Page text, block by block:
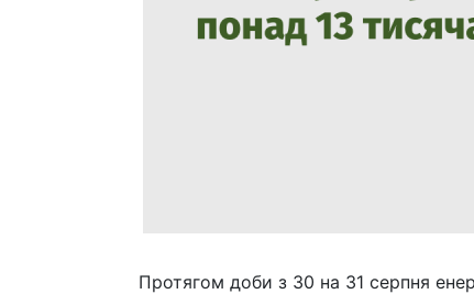
Протягом доби з 30 на 31 серпня